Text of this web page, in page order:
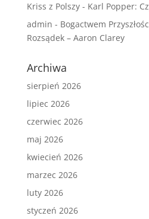
Kriss z Polszy- Karl Popper:
admin - Bogactwem
Rozsądek – Aaron Clarey
Archiwa
sierpień 2026
lipiec 2026
czerwiec 2026
maj 2026
kwiecień 2026
marzec 2026
luty 2026
styczeń 2026